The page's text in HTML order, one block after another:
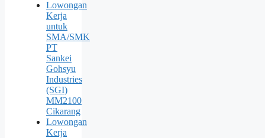
Lowongan
Kerja
untuk
SMA/SMK
PT
Sankei
Gohsyu
Industries
(SGI)
MM2100
Cikarang
Lowongan
Kerja